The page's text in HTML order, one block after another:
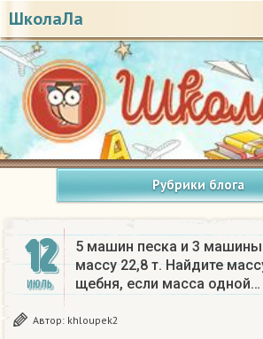
ШколаЛа
Рубрики блога
12
ИЮЛЬ
5 машин песка и 3
массу 22,8 т. Найдите
щебня, если масса одной…
Автор: khloupek2